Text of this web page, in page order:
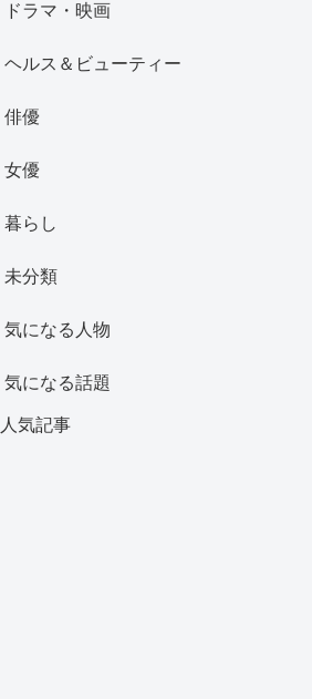
ドラマ・映画
ヘルス＆ビューティー
俳優
女優
暮らし
未分類
気になる人物
気になる話題
人気記事